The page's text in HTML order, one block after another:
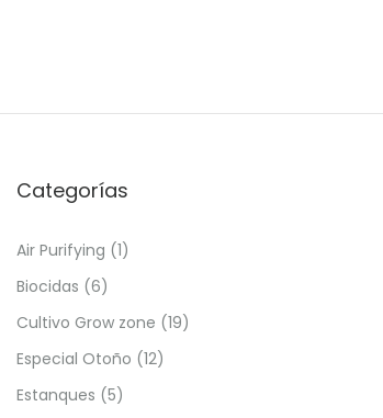
Categorías
Air Purifying (1)
Biocidas (6)
Cultivo Grow zone (19)
Especial Otoño (12)
Estanques (5)